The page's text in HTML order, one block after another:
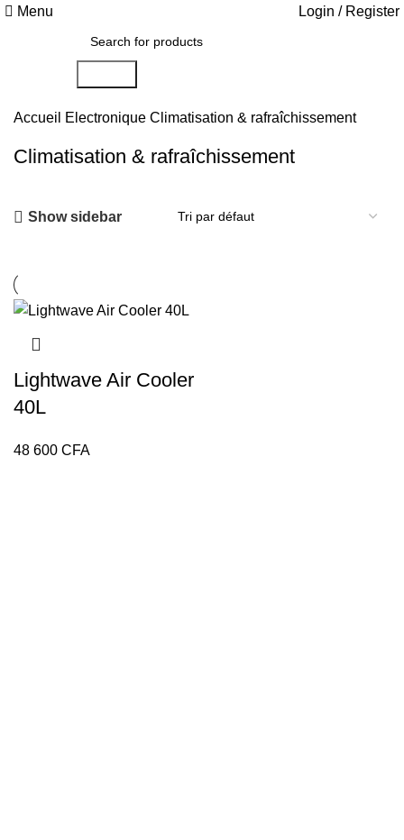
Menu Login / Register
Accueil Electronique Climatisation & rafraîchissement
Climatisation & rafraîchissement
Show sidebar
Lightwave Air Cooler
40L
CFA